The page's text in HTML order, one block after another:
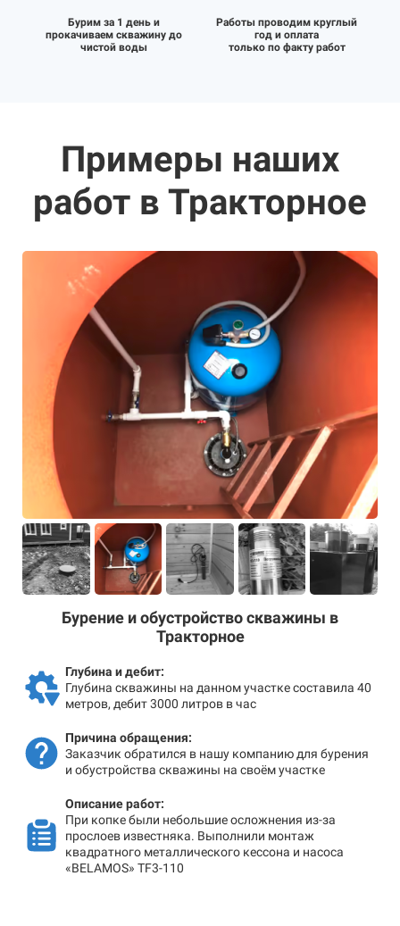
Бурим за 1 день и
прокачиваем скважину до
чистой воды
Работы проводим круглый
год и оплата
только по факту работ
Примеры наших
работ в Тракторное
Бурение и обустройство скважины в
Тракторное
Глубина и дебит:
Глубина скважины на данном участке составила 40
метров, дебит 3000 литров в час
Причина обращения:
Заказчик обратился в нашу компанию для бурения
и обустройства скважины на своём участке
Описание работ:
При копке были небольшие осложнения из-за
прослоев известняка. Выполнили монтаж
квадратного металлического кессона и насоса
«BELAMOS» TF3-110